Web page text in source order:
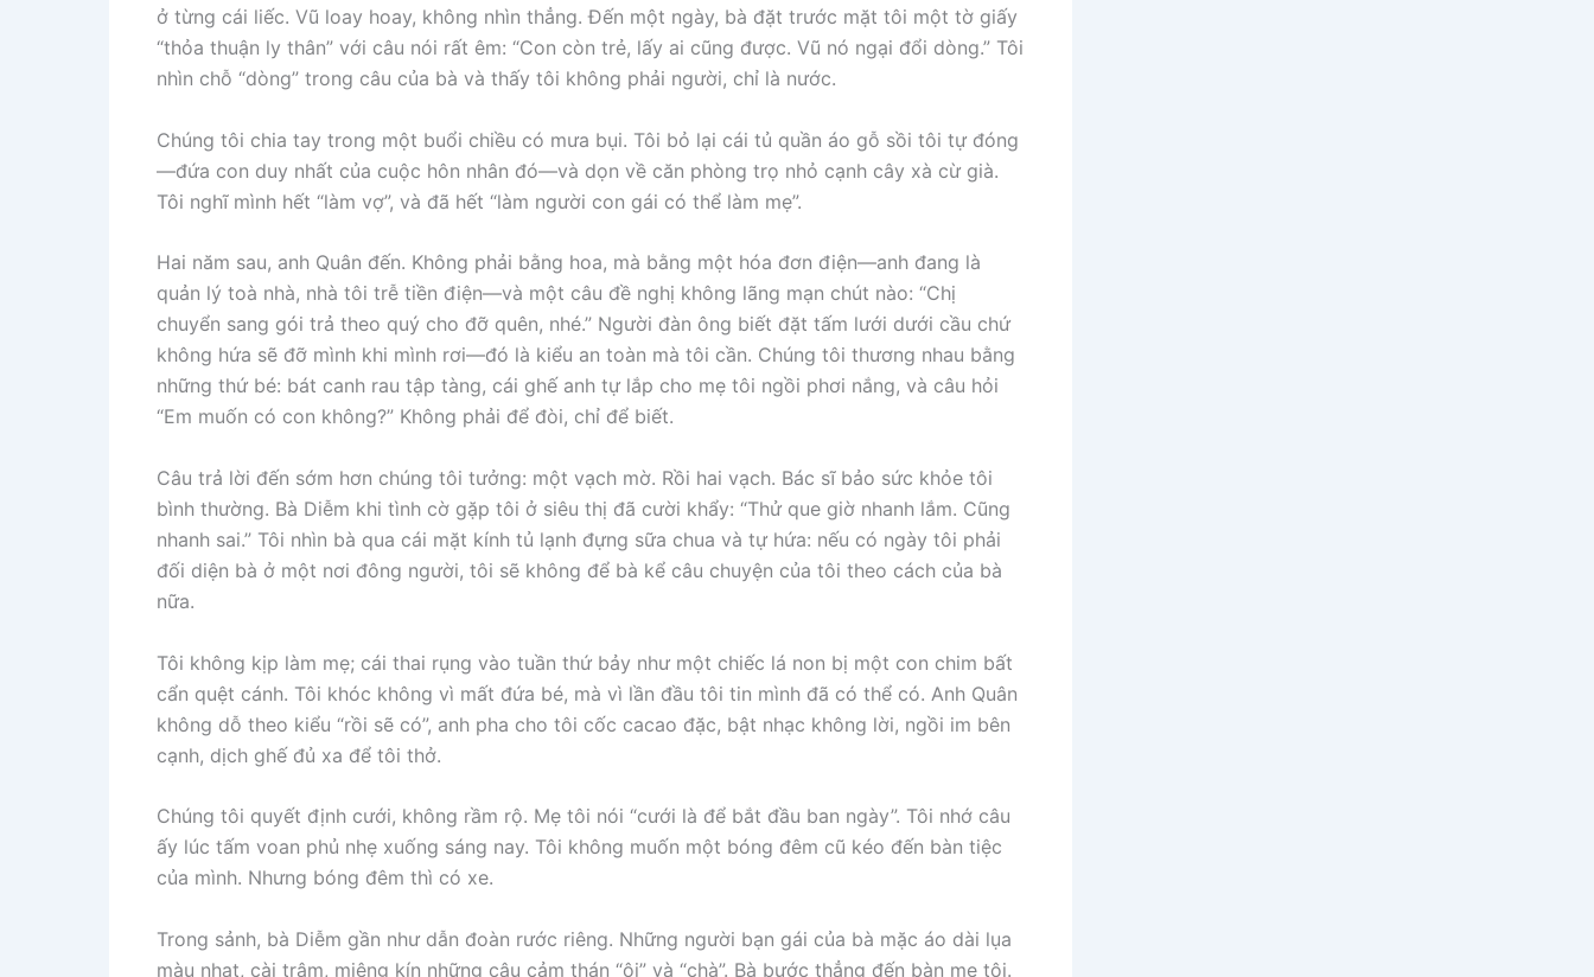
ở từng cái liếc. Vũ loay hoay, không nhìn thẳng. Đến một ngày, bà đặt trước mặt tôi một tờ giấy
“thỏa thuận ly thân” với câu nói rất êm: “Con còn trẻ, lấy ai cũng được. Vũ nó ngại đổi dòng.” Tôi
nhìn chỗ “dòng” trong câu của bà và thấy tôi không phải người, chỉ là nước.
Chúng tôi chia tay trong một buổi chiều có mưa bụi. Tôi bỏ lại cái tủ quần áo gỗ sồi tôi tự đóng
—đứa con duy nhất của cuộc hôn nhân đó—và dọn về căn phòng trọ nhỏ cạnh cây xà cừ già.
Tôi nghĩ mình hết “làm vợ”, và đã hết “làm người con gái có thể làm mẹ”.
Hai năm sau, anh Quân đến. Không phải bằng hoa, mà bằng một hóa đơn điện—anh đang là
quản lý toà nhà, nhà tôi trễ tiền điện—và một câu đề nghị không lãng mạn chút nào: “Chị
chuyển sang gói trả theo quý cho đỡ quên, nhé.” Người đàn ông biết đặt tấm lưới dưới cầu chứ
không hứa sẽ đỡ mình khi mình rơi—đó là kiểu an toàn mà tôi cần. Chúng tôi thương nhau bằng
những thứ bé: bát canh rau tập tàng, cái ghế anh tự lắp cho mẹ tôi ngồi phơi nắng, và câu hỏi
“Em muốn có con không?” Không phải để đòi, chỉ để biết.
Câu trả lời đến sớm hơn chúng tôi tưởng: một vạch mờ. Rồi hai vạch. Bác sĩ bảo sức khỏe tôi
bình thường. Bà Diễm khi tình cờ gặp tôi ở siêu thị đã cười khẩy: “Thử que giờ nhanh lắm. Cũng
nhanh sai.” Tôi nhìn bà qua cái mặt kính tủ lạnh đựng sữa chua và tự hứa: nếu có ngày tôi phải
đối diện bà ở một nơi đông người, tôi sẽ không để bà kể câu chuyện của tôi theo cách của bà
nữa.
Tôi không kịp làm mẹ; cái thai rụng vào tuần thứ bảy như một chiếc lá non bị một con chim bất
cẩn quệt cánh. Tôi khóc không vì mất đứa bé, mà vì lần đầu tôi tin mình đã có thể có. Anh Quân
không dỗ theo kiểu “rồi sẽ có”, anh pha cho tôi cốc cacao đặc, bật nhạc không lời, ngồi im bên
cạnh, dịch ghế đủ xa để tôi thở.
Chúng tôi quyết định cưới, không rầm rộ. Mẹ tôi nói “cưới là để bắt đầu ban ngày”. Tôi nhớ câu
ấy lúc tấm voan phủ nhẹ xuống sáng nay. Tôi không muốn một bóng đêm cũ kéo đến bàn tiệc
của mình. Nhưng bóng đêm thì có xe.
Trong sảnh, bà Diễm gần như dẫn đoàn rước riêng. Những người bạn gái của bà mặc áo dài lụa
màu nhạt, cài trâm, miệng kín những câu cảm thán “ôi” và “chà”. Bà bước thẳng đến bàn mẹ tôi.